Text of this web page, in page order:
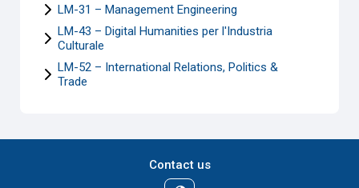
LM-31 – Management Engineering
LM-43 – Digital Humanities per l'Industria
Culturale
LM-52 – International Relations, Politics &
Trade
Contact us